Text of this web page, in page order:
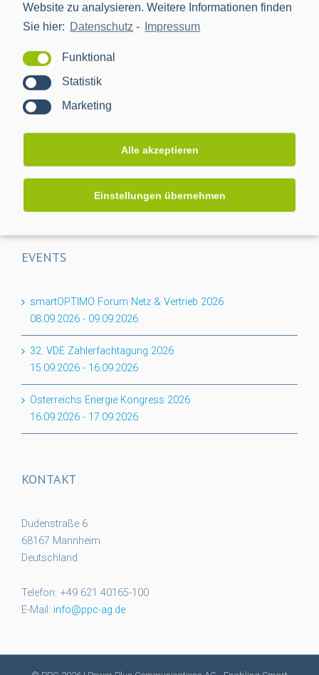
Website zu analysieren. Weitere Informationen finden
Sie hier: Datenschutz - Impressum
Funktional
Statistik
Marketing
Alle akzeptieren
Einstellungen übernehmen
NEWS
Projektabschluss CACTUS: Mehr Transparenz für das
Niederspannungsnetz
das Nessum 1T-Modul
Auf dem Weg zur RLM-Integration: PPC bringt
Industriemessungen ins Smart Meter Gateway
EVENTS
smartOPTIMO Forum Netz & Vertrieb 2026
08.09.2026 - 09.09.2026
32. VDE Zählerfachtagung 2026
15.09.2026 - 16.09.2026
Österreichs Energie Kongress 2026
16.09.2026 - 17.09.2026
KONTAKT
Dudenstraße 6
68167 Mannheim
Deutschland
Telefon: +49 621 40165-100
E-Mail: info@ppc-ag.de